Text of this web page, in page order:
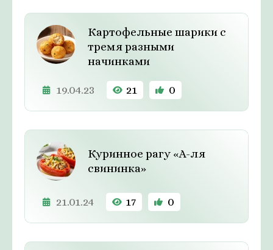
Картофельные шарики с
тремя разными
начинками
19.04.23 21 0
Куринное рагу «А-ля
свининка»
21.01.24 17 0